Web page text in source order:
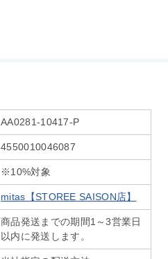
AA0281-10417-P
4550010046087
※10%対象
mitas【STOREE SAISON店】
商品発送までの期間1～3営業日
以内に発送します。